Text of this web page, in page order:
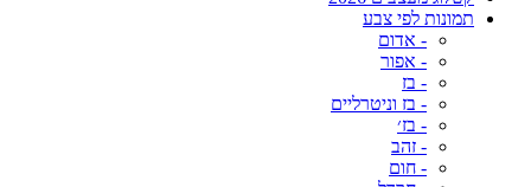
תמונות לפי צבע
- אדום
- אפור
- בז
- בז וניטרליים
- בז׳
- זהב
- חום